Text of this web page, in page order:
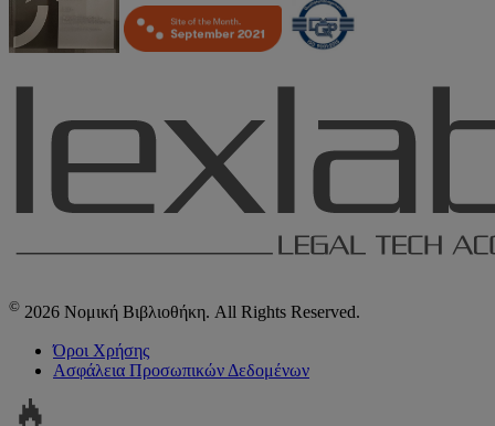
© 2026 Νομική Βιβλιοθήκη. All Rights Reserved.
Όροι Χρήσης
Ασφάλεια Προσωπικών Δεδομένων